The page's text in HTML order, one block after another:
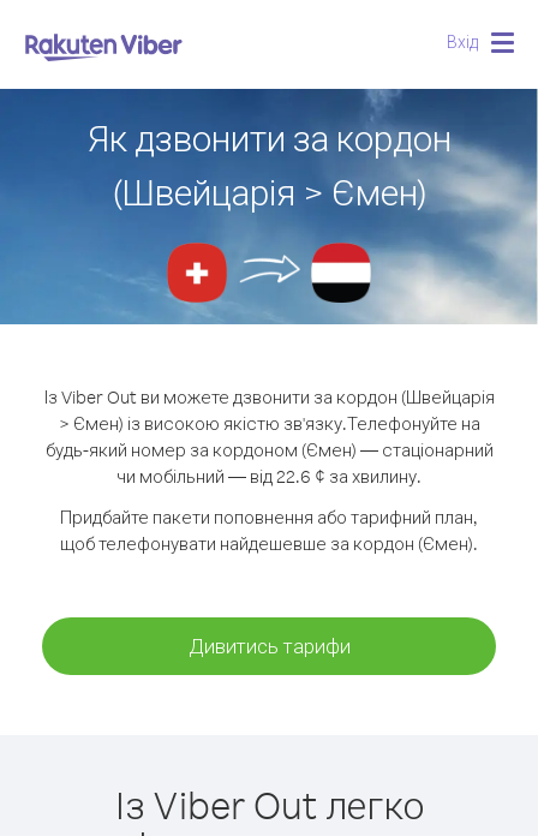
Вхід
Як дзвонити за кордон
(Швейцарія > Ємен)
Із Viber Out ви можете дзвонити за кордон (Швейцарія
> Ємен) із високою якістю зв'язку.Телефонуйте на
будь-який номер за кордоном (Ємен) — стаціонарний
чи мобільний — від 22.6 ¢ за хвилину.
Придбайте пакети поповнення або тарифний план,
щоб телефонувати найдешевше за кордон (Ємен).
Дивитись тарифи
Із Viber Out легко